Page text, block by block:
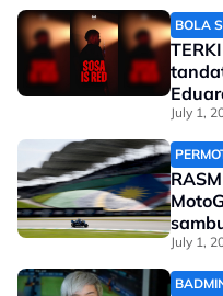
BOLA
July 1,
July 1,